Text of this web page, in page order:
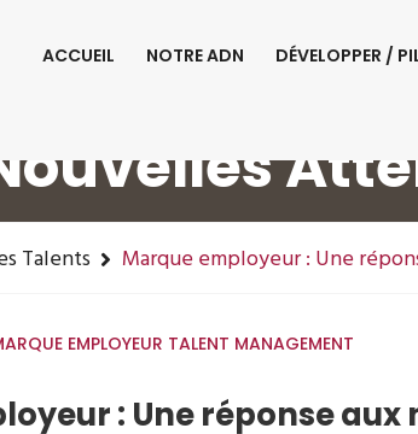
ACCUEIL NOTRE ADN DÉVELOPPER /
Talents Marque employeur : Une
EMPLOYEUR TALENT MANAGEMENT
: Une réponse